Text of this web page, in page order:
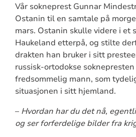
Vår sokneprest Gunnar
Ostanin til en samtale på
mars. Ostanin skulle videre i et
Haukeland etterpå, og stilte
drakten han bruker i sitt
russisk-ortodokse
fredsommelig mann, som
situasjonen i sitt hjemland.
– Hvordan har du det nå,
og ser forferdelige bilder fra